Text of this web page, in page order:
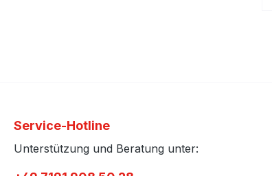
Service-Hotline
Unterstützung und Beratung unter: